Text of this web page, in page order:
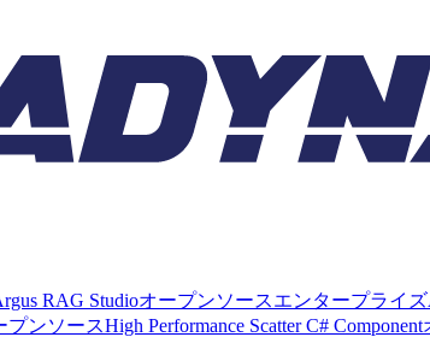
RAG Studioオープンソースエンタープライズ
プンソースHigh Performance Scatter C# Component